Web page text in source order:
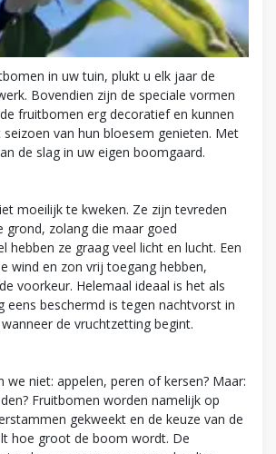
in uw tuin, plukt u elk jaar de
Bovendien zijn de speciale vormen
fruitbomen erg decoratief en kunnen
van hun bloesem genieten. Met
de slag in uw eigen boomgaard.
moeilijk te kweken. Ze zijn tevreden
grond, zolang die maar goed
hebben ze graag veel licht en lucht. Een
wind en zon vrij toegang hebben,
voorkeur. Helemaal ideaal is het als
eens beschermd is tegen nachtvorst in
de vruchtzetting begint.
we niet: appelen, peren of kersen? Maar:
Fruitbomen worden namelijk op
gekweekt en de keuze van de
hoe groot de boom wordt. De